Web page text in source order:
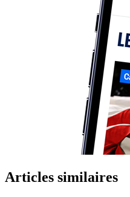
Articles similaires